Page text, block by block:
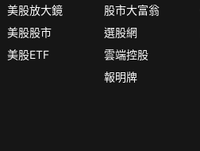
美股放大鏡
美股股市
美股ETF
股市大富翁
選股網
雲端控股
報明牌